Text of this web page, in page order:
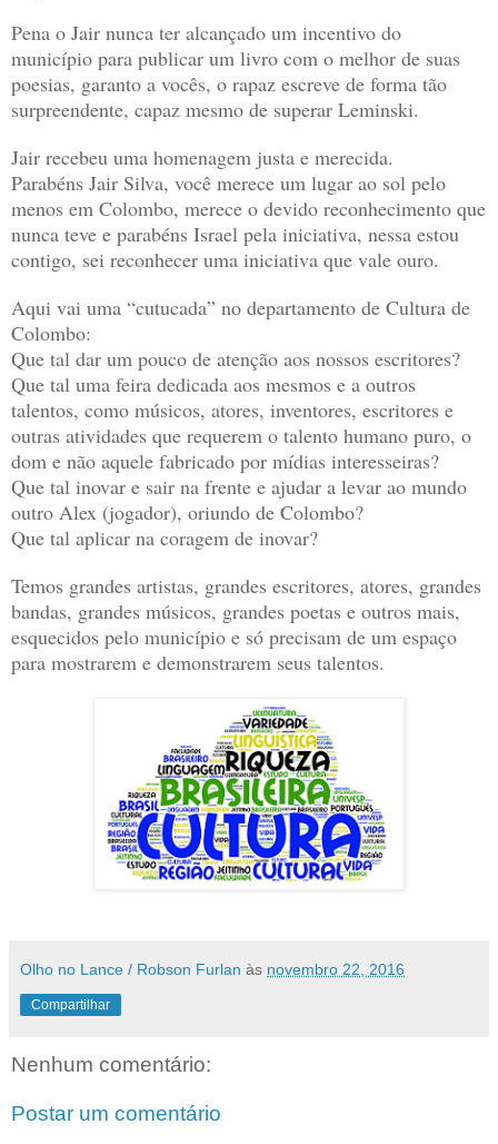
Pena o Jair nunca ter alcançado um incentivo do
município para publicar um livro com o melhor de suas
poesias, garanto a vocês, o rapaz escreve de forma tão
surpreendente, capaz mesmo de superar Leminski.
Jair recebeu uma homenagem justa e merecida.
Parabéns Jair Silva, você merece um lugar ao sol pelo
menos em Colombo, merece o devido reconhecimento que
nunca teve e parabéns Israel pela iniciativa, nessa estou
contigo, sei reconhecer uma iniciativa que vale ouro.
Aqui vai uma “cutucada” no departamento de Cultura de
Colombo:
Que tal dar um pouco de atenção aos nossos escritores?
Que tal uma feira dedicada aos mesmos e a outros
talentos, como músicos, atores, inventores, escritores e
outras atividades que requerem o talento humano puro, o
dom e não aquele fabricado por mídias interesseiras?
Que tal inovar e sair na frente e ajudar a levar ao mundo
outro Alex (jogador), oriundo de Colombo?
Que tal aplicar na coragem de inovar?
Temos grandes artistas, grandes escritores, atores, grandes
bandas, grandes músicos, grandes poetas e outros mais,
esquecidos pelo município e só precisam de um espaço
para mostrarem e demonstrarem seus talentos.
Olho no Lance / Robson Furlan às novembro 22, 2016
Compartilhar
Nenhum comentário:
Postar um comentário